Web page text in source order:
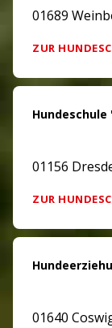
01689
ZUR
Hundeschule
01156
ZUR
01640